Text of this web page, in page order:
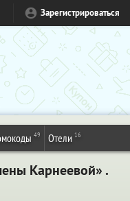
Зарегистрироваться
49 Отели 16
Карнеевой» .